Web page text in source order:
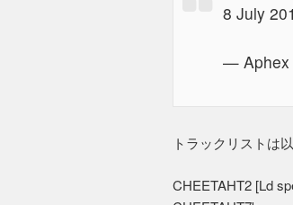
8 July
— Aphex
トラックリストは
CHEETAHT2 [Ld